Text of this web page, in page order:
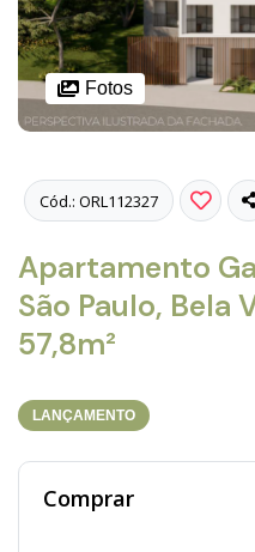
Fotos
Cód.: ORL112327
Apartamento
São Paulo, Bela
57,8m²
LANÇAMENTO
Comprar